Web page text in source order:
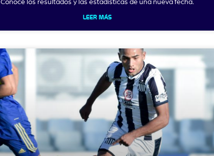
Conocé los resultados y las estadísticas de una nueva fecha.
LEER MÁS